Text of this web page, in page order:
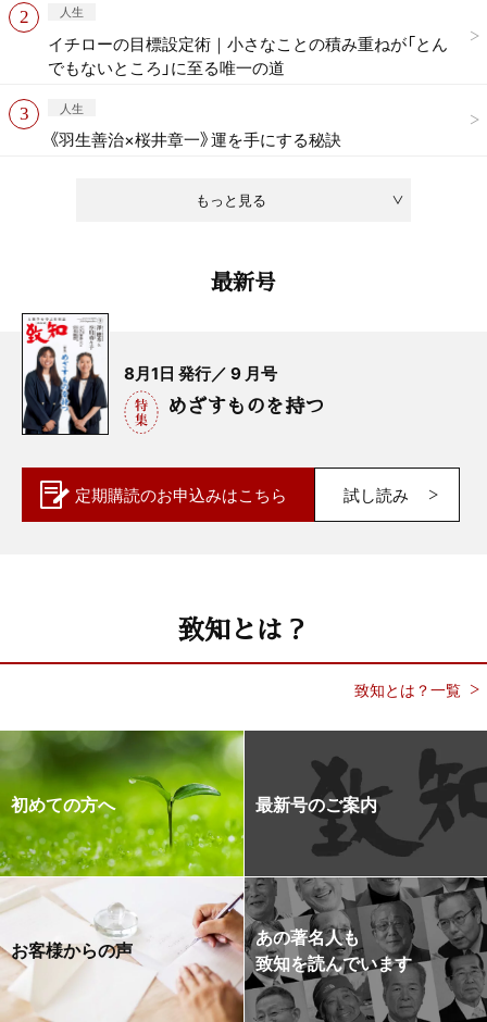
もっと見る
人生
イチローの目標設定術｜小さなことの積み重ねが「とん
でもないところ」に至る唯一の道
人生
《羽生善治×桜井章一》運を手にする秘訣
最新号
8月1日 発行／ 9 月号
めざすものを持つ
定期購読のお申込みはこちら 試し読み
致知とは？
致知とは？一覧
初めての方へ 最新号のご案内
お客様からの声
あの著名人も
致知を読んでいます